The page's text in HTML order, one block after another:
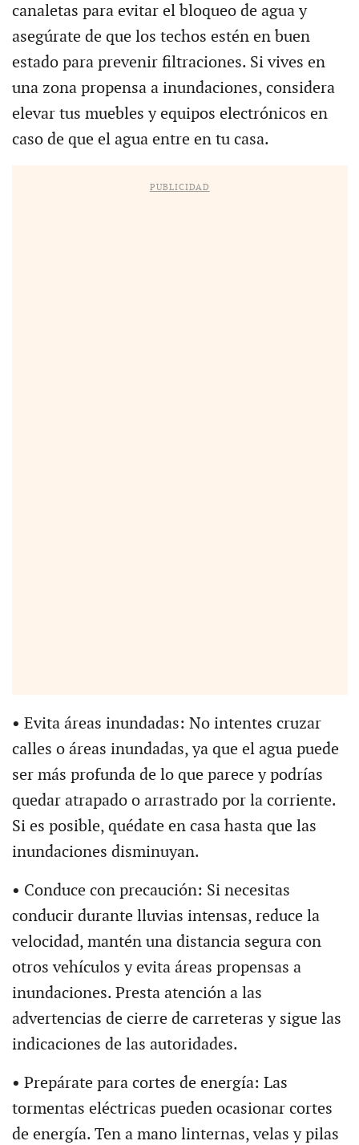
canaletas para evitar el bloqueo de agua y
asegúrate de que los techos estén en buen
estado para prevenir filtraciones. Si vives en
una zona propensa a inundaciones, considera
elevar tus muebles y equipos electrónicos en
caso de que el agua entre en tu casa.
PUBLICIDAD
• Evita áreas inundadas: No intentes cruzar
calles o áreas inundadas, ya que el agua puede
ser más profunda de lo que parece y podrías
quedar atrapado o arrastrado por la corriente.
Si es posible, quédate en casa hasta que las
inundaciones disminuyan.
• Conduce con precaución: Si necesitas
conducir durante lluvias intensas, reduce la
velocidad, mantén una distancia segura con
otros vehículos y evita áreas propensas a
inundaciones. Presta atención a las
advertencias de cierre de carreteras y sigue las
indicaciones de las autoridades.
• Prepárate para cortes de energía: Las
tormentas eléctricas pueden ocasionar cortes
de energía. Ten a mano linternas, velas y pilas